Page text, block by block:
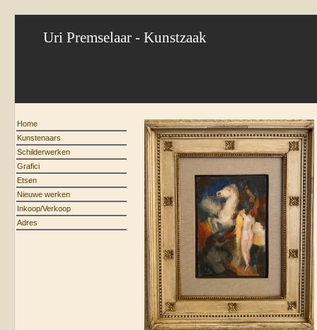
Uri Premselaar - Kunstzaak
Home
Kunstenaars
Schilderwerken
Grafici
Etsen
Nieuwe werken
Inkoop/Verkoop
Adres